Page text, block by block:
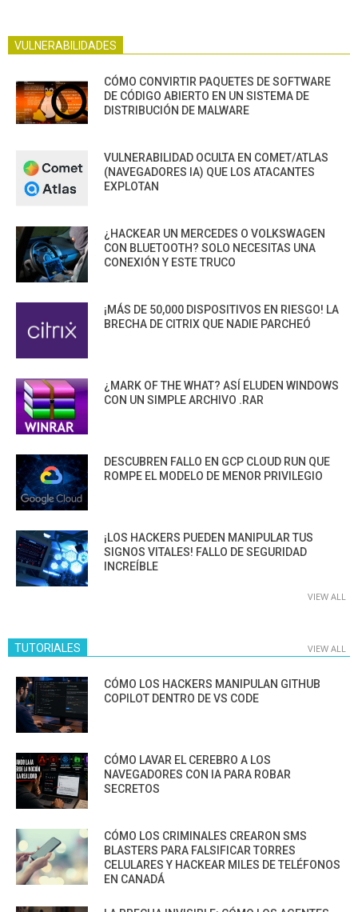
VULNERABILIDADES
CÓMO CONVIRTIR PAQUETES DE SOFTWARE
DE CÓDIGO ABIERTO EN UN SISTEMA DE
DISTRIBUCIÓN DE MALWARE
VULNERABILIDAD OCULTA EN COMET/ATLAS
(NAVEGADORES IA) QUE LOS ATACANTES
EXPLOTAN
¿HACKEAR UN MERCEDES O VOLKSWAGEN
CON BLUETOOTH? SOLO NECESITAS UNA
CONEXIÓN Y ESTE TRUCO
¡MÁS DE 50,000 DISPOSITIVOS EN RIESGO! LA
BRECHA DE CITRIX QUE NADIE PARCHEÓ
¿MARK OF THE WHAT? ASÍ ELUDEN WINDOWS
CON UN SIMPLE ARCHIVO .RAR
DESCUBREN FALLO EN GCP CLOUD RUN QUE
ROMPE EL MODELO DE MENOR PRIVILEGIO
¡LOS HACKERS PUEDEN MANIPULAR TUS
SIGNOS VITALES! FALLO DE SEGURIDAD
INCREÍBLE
VIEW ALL
TUTORIALES VIEW ALL
CÓMO LOS HACKERS MANIPULAN GITHUB
COPILOT DENTRO DE VS CODE
CÓMO LAVAR EL CEREBRO A LOS
NAVEGADORES CON IA PARA ROBAR
SECRETOS
CÓMO LOS CRIMINALES CREARON SMS
BLASTERS PARA FALSIFICAR TORRES
CELULARES Y HACKEAR MILES DE TELÉFONOS
EN CANADÁ